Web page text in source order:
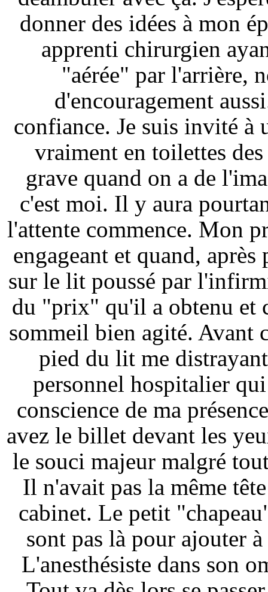
donner des idées à mon
apprenti chirurgien
"aérée" par l'arrière,
d'encouragement
confiance. Je suis invité à
vraiment en toilettes
grave quand on a de
c'est moi. Il y aura
l'attente commence. Mon
engageant et quand,
sur le lit poussé par
du "prix" qu'il a obtenu et
sommeil bien agité. Avant
pied du lit me
personnel hospitalier
conscience de ma
avez le billet devant les
le souci majeur malgré
Il n'avait pas la même
cabinet. Le petit
sont pas là pour ajouter
L'anesthésiste dans son